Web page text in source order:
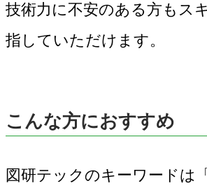
技術力に不安のある方もス
指していただけます。
こんな方におすすめ
図研テックのキーワードは